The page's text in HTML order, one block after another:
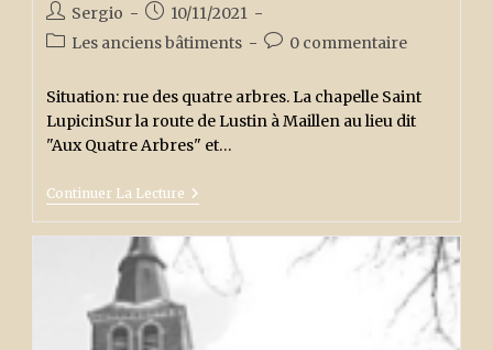
Auteur/autrice
de
Sergio
Publication
publiée :
10/11/2021
PostLes anciens bâtiments
Commentaires
publication :
0 commentaire
Situation: rue des quatre arbres. La chapelle Saint
LupicinSur la route de Lustin à Maillen au lieu dit
"Aux Quatre Arbres" et…
Continuer La Lecture La
Chapelle
Saint-
Lupicin